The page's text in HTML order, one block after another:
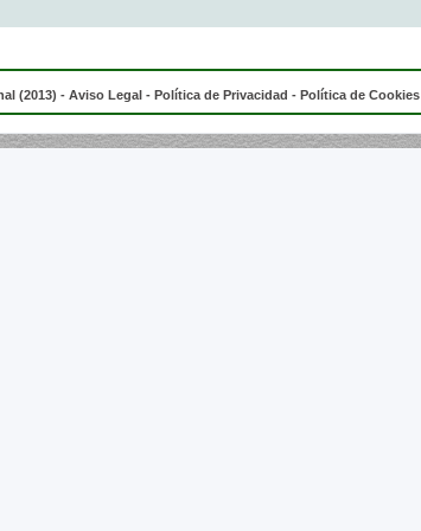
(2013) - Aviso Legal - Política de Privacidad - Política de Cookies